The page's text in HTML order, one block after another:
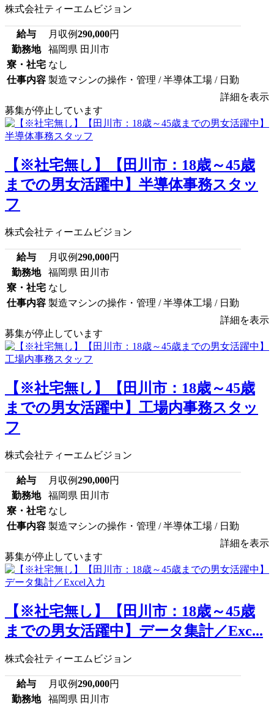
株式会社ティーエムビジョン
給与 月収例290,000円
勤務地
福岡県 田川市
寮・社宅 なし
仕事内容 製造マシンの操作・管理 / 半導体工場 / 日勤
詳細を表示
募集が停止しています
【※社宅無し】【田川市：18歳～45歳
までの男女活躍中】半導体事務スタッ
フ
株式会社ティーエムビジョン
給与 月収例290,000円
勤務地
福岡県 田川市
寮・社宅 なし
仕事内容 製造マシンの操作・管理 / 半導体工場 / 日勤
詳細を表示
募集が停止しています
【※社宅無し】【田川市：18歳～45歳
までの男女活躍中】工場内事務スタッ
フ
株式会社ティーエムビジョン
給与 月収例290,000円
勤務地
福岡県 田川市
寮・社宅 なし
仕事内容 製造マシンの操作・管理 / 半導体工場 / 日勤
詳細を表示
募集が停止しています
【※社宅無し】【田川市：18歳～45歳
までの男女活躍中】データ集計／Exc...
株式会社ティーエムビジョン
給与 月収例290,000円
勤務地
福岡県 田川市